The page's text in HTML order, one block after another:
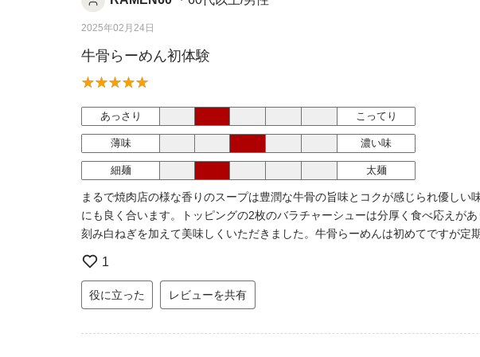
2025年02月24日
牛骨らーめん初体験
あっさり こってり
薄味 濃い味
細麺 太麺
まるで焼肉店の様な香りのスープは豊潤な牛骨の旨味とコクが感じられ優し
にも良く合います。トッピングの2枚のバラチャーシューは分厚く食べ応えが
刻み白ねぎを加えて美味しくいただきました。牛骨らーめんは初めてですが定
1
役に立った レビューを共有